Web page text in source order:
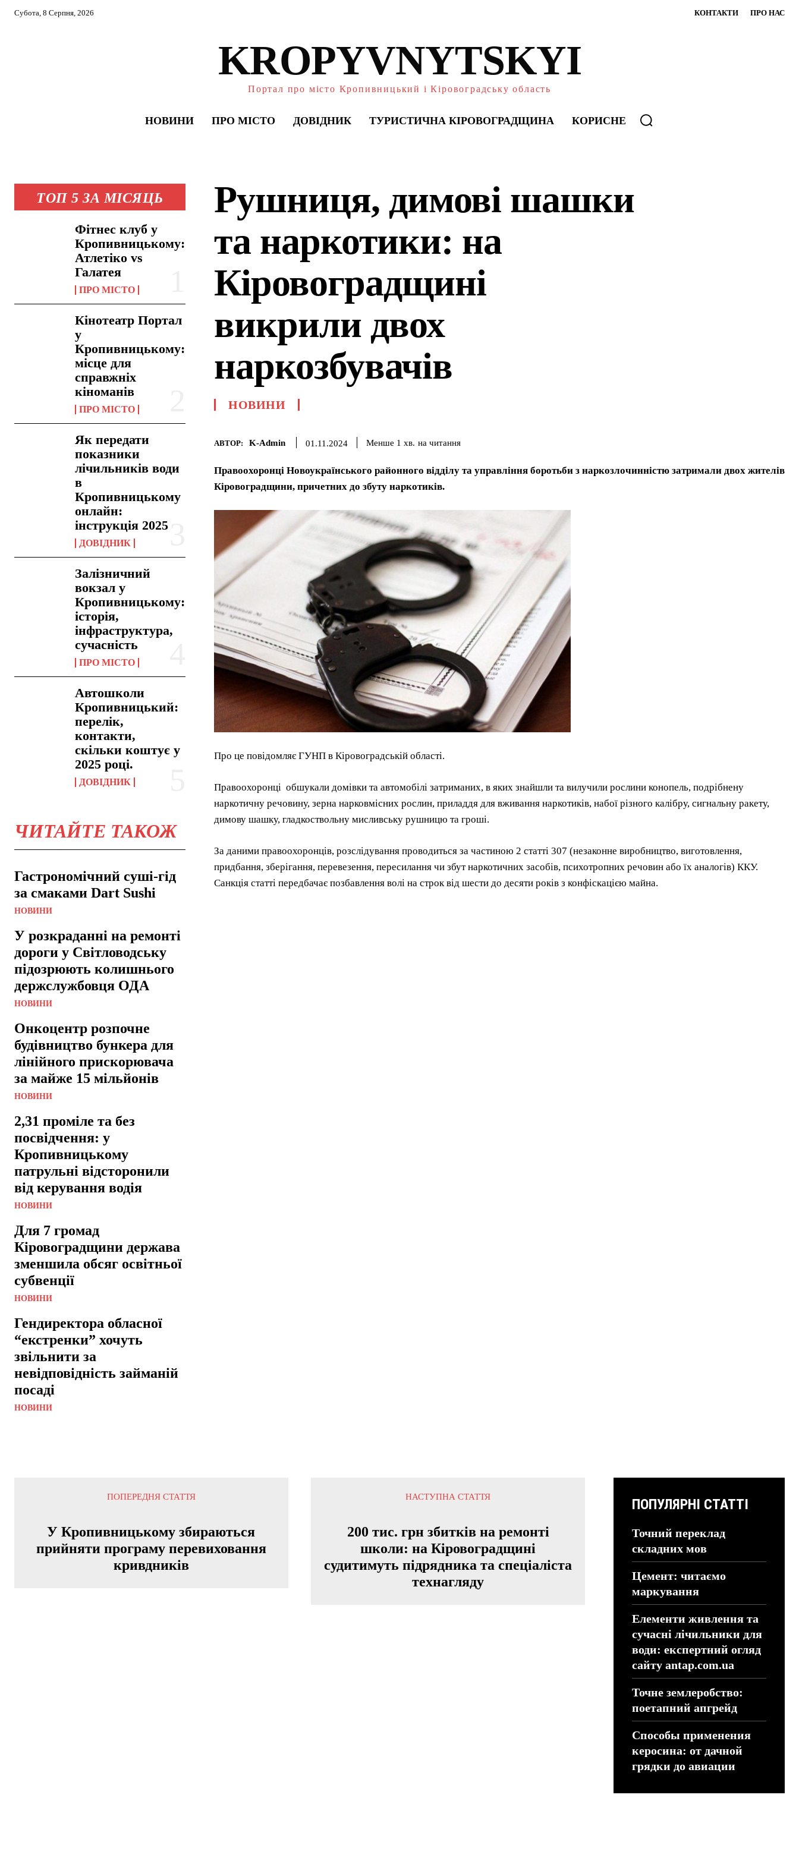
Субота, 8 Серпня, 2026 КОНТАКТИ ПРО НАС
KROPYVNYTSKYI
Портал про місто Кропивницький і Кіровоградську область
НОВИНИ ПРО МІСТО ДОВІДНИК ТУРИСТИЧНА КІРОВОГРАДЩИНА КОРИСНЕ
ТОП 5 ЗА МІСЯЦЬ
Фітнес клуб у
Кропивницькому:
Атлетіко vs
Галатея
ПРО МІСТО
Кінотеатр Портал
у
Кропивницькому:
місце для
справжніх
кіноманів
ПРО МІСТО
Як передати
показники
лічильників води
в
Кропивницькому
онлайн:
інструкція 2025
ДОВІДНИК
Залізничний
вокзал у
Кропивницькому:
історія,
інфраструктура,
сучасність
ПРО МІСТО
Автошколи
Кропивницький:
перелік,
контакти,
скільки коштує у
2025 році.
ДОВІДНИК
ЧИТАЙТЕ ТАКОЖ
Гастрономічний суші-гід
за смаками Dart Sushi
НОВИНИ
У розкраданні на ремонті
дороги у Світловодську
підозрюють колишнього
держслужбовця ОДА
НОВИНИ
Онкоцентр розпочне
будівництво бункера для
лінійного прискорювача
за майже 15 мільйонів
НОВИНИ
2,31 проміле та без
посвідчення: у
Кропивницькому
патрульні відсторонили
від керування водія
НОВИНИ
Для 7 громад
Кіровоградщини держава
зменшила обсяг освітньої
субвенції
НОВИНИ
Гендиректора обласної
“екстренки” хочуть
звільнити за
невідповідність займаній
посаді
НОВИНИ
Рушниця, димові шашки
та наркотики: на
Кіровоградщині
викрили двох
наркозбувачів
НОВИНИ
АВТОР: K-Admin 01.11.2024 Менше 1 хв. на читання
Правоохоронці Новоукраїнського районного відділу та управління боротьби з наркозлочинністю затримали двох жителів
Кіровоградщини, причетних до збуту наркотиків.
Про це повідомляє ГУНП в Кіровоградській області.
Правоохоронці обшукали домівки та автомобілі затриманих, в яких знайшли та вилучили рослини конопель, подрібнену
наркотичну речовину, зерна нарковмісних рослин, приладдя для вживання наркотиків, набої різного калібру, сигнальну ракету,
димову шашку, гладкоствольну мисливську рушницю та гроші.
За даними правоохоронців, розслідування проводиться за частиною 2 статті 307 (незаконне виробництво, виготовлення,
придбання, зберігання, перевезення, пересилання чи збут наркотичних засобів, психотропних речовин або їх аналогів) ККУ.
Санкція статті передбачає позбавлення волі на строк від шести до десяти років з конфіскацією майна.
ПОПЕРЕДНЯ СТАТТЯ
У Кропивницькому збираються
прийняти програму перевиховання
кривдників
НАСТУПНА СТАТТЯ
200 тис. грн збитків на ремонті
школи: на Кіровоградщині
судитимуть підрядника та спеціаліста
технагляду
ПОПУЛЯРНІ СТАТТІ
Точний переклад
складних мов
Цемент: читаємо
маркування
Елементи живлення та
сучасні лічильники для
води: експертний огляд
сайту antap.com.ua
Точне землеробство:
поетапний апгрейд
Способы применения
керосина: от дачной
грядки до авиации